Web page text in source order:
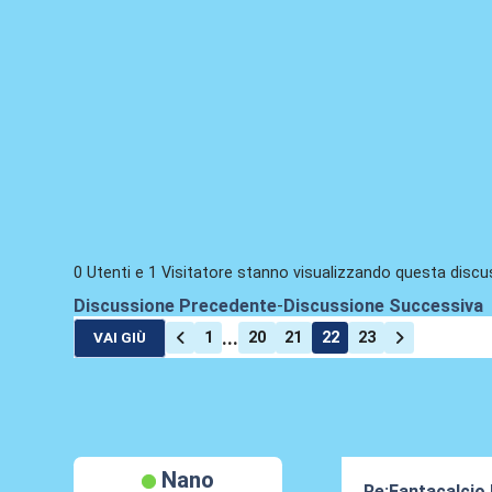
0 Utenti e 1 Visitatore stanno visualizzando questa
Discussione Precedente- Discussione Successiva
VAI GIÙ 1 ... 20 21 22 23
Nano